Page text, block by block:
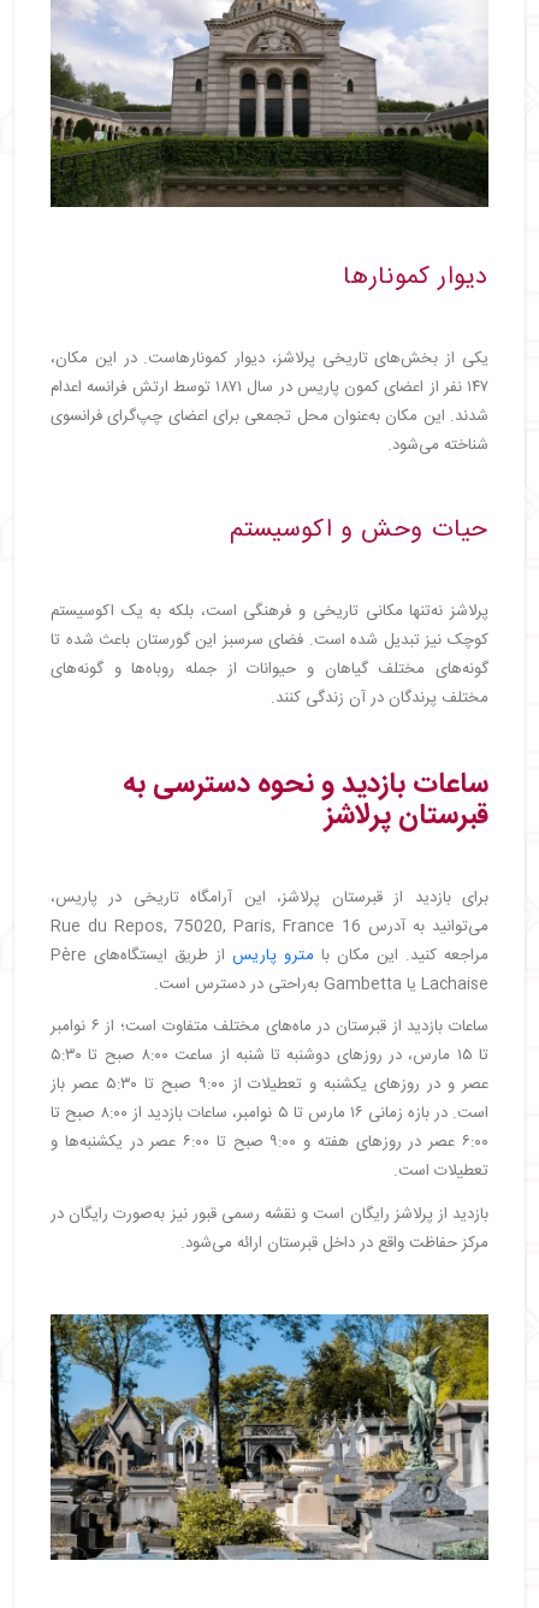
دیوار کمونارها
یکی از بخش‌های تاریخی پرلاشز، دیوار کمونارهاست. در این مکان،
۱۴۷ نفر از اعضای کمون پاریس در سال ۱۸۷۱ توسط ارتش فرانسه اعدام
شدند. این مکان به‌عنوان محل تجمعی برای اعضای چپ‌گرای فرانسوی
شناخته می‌شود.
حیات‌ وحش و اکوسیستم
پرلاشز نه‌تنها مکانی تاریخی و فرهنگی است، بلکه به یک اکوسیستم
کوچک نیز تبدیل شده است. فضای سرسبز این گورستان باعث شده تا
گونه‌های مختلف گیاهان و حیوانات از جمله روباه‌ها و گونه‌های
مختلف پرندگان در آن زندگی کنند.
ساعات بازدید و نحوه دسترسی به
قبرستان پرلاشز
برای بازدید از قبرستان پرلاشز، این آرامگاه تاریخی در پاریس،
می‌توانید به آدرس 16 Rue du Repos, 75020, Paris, France
مراجعه کنید. این مکان با مترو پاریس
از طریق ایستگاه‌های Père
Lachaise یا Gambetta به‌راحتی در دسترس است.
ساعات بازدید از قبرستان در ماه‌های مختلف متفاوت است؛ از ۶ نوامبر
تا ۱۵ مارس، در روزهای دوشنبه تا شنبه از ساعت ۸:۰۰ صبح تا ۵:۳۰
عصر و در روزهای یکشنبه و تعطیلات از ۹:۰۰ صبح تا ۵:۳۰ عصر باز
است. در بازه زمانی ۱۶ مارس تا ۵ نوامبر، ساعات بازدید از ۸:۰۰ صبح تا
۶:۰۰ عصر در روزهای هفته و ۹:۰۰ صبح تا ۶:۰۰ عصر در یکشنبه‌ها و
تعطیلات است.
بازدید از پرلاشز رایگان است و نقشه رسمی قبور نیز به‌صورت رایگان در
مرکز حفاظت واقع در داخل قبرستان ارائه می‌شود.